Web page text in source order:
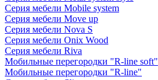
Серия мебели Mobile system
Серия мебели Move up
Серия мебели Nova S
Серия мебели Onix Wood
Серия мебели Riva
Мобильные перегородки "R-line soft"
Мобильные перегородки "R-line"